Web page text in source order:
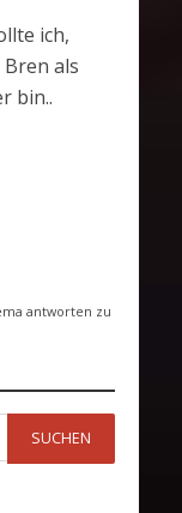
ich,
als
bin..
antworten zu